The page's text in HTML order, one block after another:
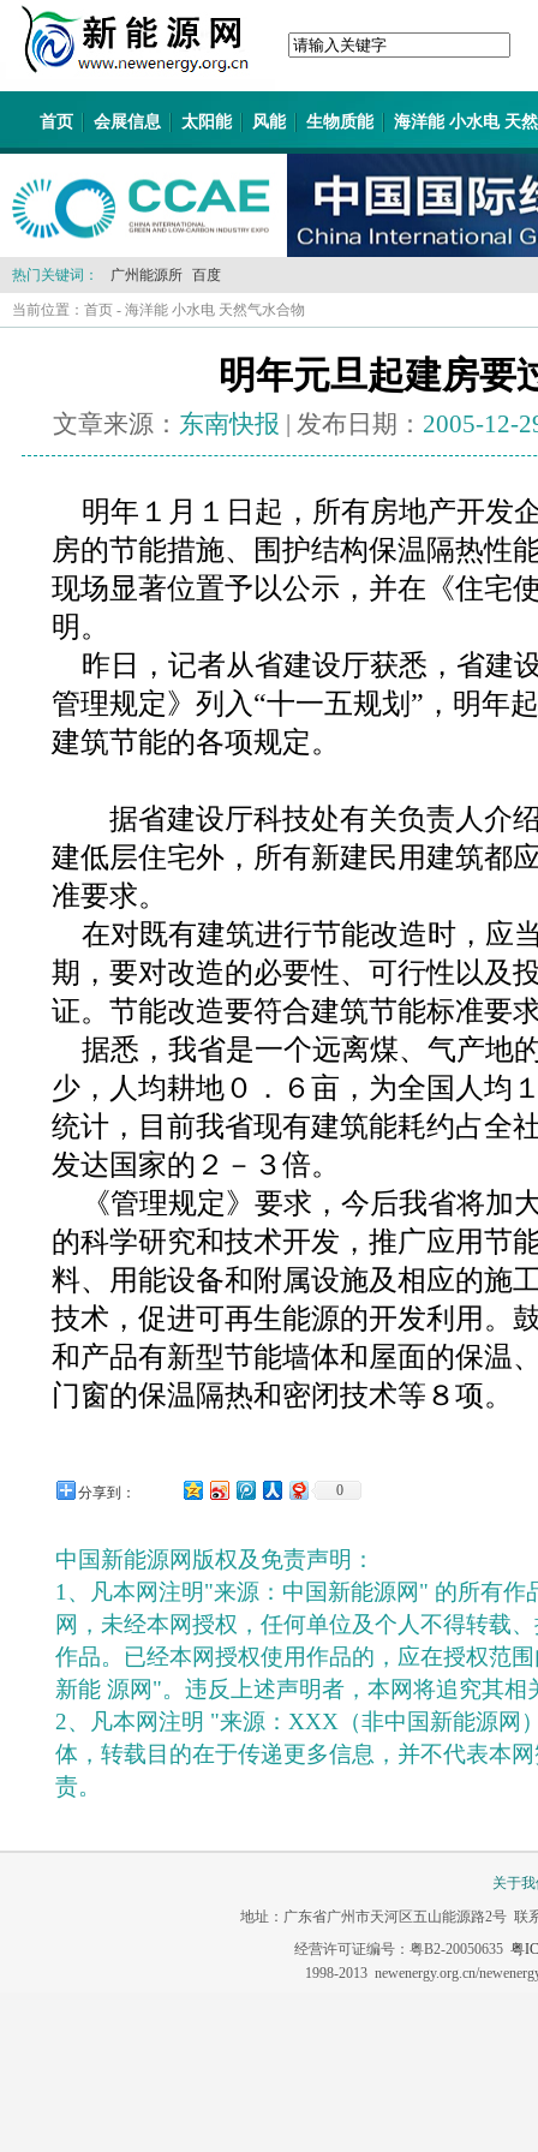
首页 会展信息 太阳能 风能 生物质能 海洋能 小水电 天
热门关键词： 广州能源所 百度
当前位置： 首页 - 海洋能 小水电 天然气水合物
明年元旦起建房要
文章来源： 东南快报 | 发布日期： 2005-12-
明年１月１日起，所有房地产开发
房的节能措施、围护结构保温隔热性
现场显著位置予以公示，并在《住宅
明。
昨日，记者从省建设厅获悉，省建
管理规定》列入“十一五规划”，明年
建筑节能的各项规定。
据省建设厅科技处有关负责人介绍
建低层住宅外，所有新建民用建筑都
准要求。
在对既有建筑进行节能改造时，应
期，要对改造的必要性、可行性以及
证。节能改造要符合建筑节能标准要
据悉，我省是一个远离煤、气产地
少，人均耕地０．６亩，为全国人均
统计，目前我省现有建筑能耗约占全
发达国家的２－３倍。
《管理规定》要求，今后我省将加
的科学研究和技术开发，推广应用节
料、用能设备和附属设施及相应的施
技术，促进可再生能源的开发利用。
和产品有新型节能墙体和屋面的保温
门窗的保温隔热和密闭技术等８项。
分享到： 0
中国新能源网版权及免责声明：
1、凡本网注明"来源：中国新能源网" 的所有作
网，未经本网授权，任何单位及个人不得转载
作品。已经本网授权使用作品的，应在授权范
新能 源网"。违反上述声明者，本网将追究其相
2、凡本网注明 "来源：XXX（非中国新能源网
体，转载目的在于传递更多信息，并不代表本
责。
关于
地址：广东省广州市天河区五山能源路2号 联
经营许可证编号：粤B2-20050635 粤
1998-2013 newenergy.org.cn/